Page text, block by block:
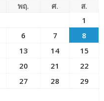
พฤ. ศ.
ส.
1
6 7
8
13 14
15
20 21
22
27 28
29